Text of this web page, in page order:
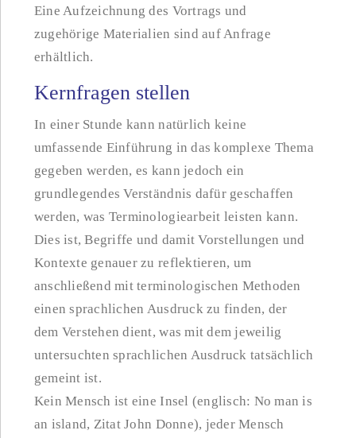
Eine Aufzeichnung des Vortrags und
zugehörige Materialien sind auf Anfrage
erhältlich.
Kernfragen stellen
In einer Stunde kann natürlich keine
umfassende Einführung in das komplexe Thema
gegeben werden, es kann jedoch ein
grundlegendes Verständnis dafür geschaffen
werden, was Terminologiearbeit leisten kann.
Dies ist, Begriffe und damit Vorstellungen und
Kontexte genauer zu reflektieren, um
anschließend mit terminologischen Methoden
einen sprachlichen Ausdruck zu finden, der
dem Verstehen dient, was mit dem jeweilig
untersuchten sprachlichen Ausdruck tatsächlich
gemeint ist.
Kein Mensch ist eine Insel (englisch: No man is
an island, Zitat John Donne), jeder Mensch